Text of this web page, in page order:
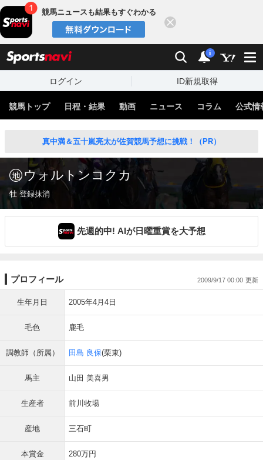
競馬ニュースも結果もすぐわかる
検索 通知
i
ログイン ID新規取得
競馬トップ 日程・結果 動画 ニュース コラム 公式情
真中満＆五十嵐亮太が佐賀競馬予想に挑戦！（PR）
ウォルトンコクカ
牡 登録抹消
先週的中! AIが日曜重賞を大予想
プロフィール 2009/9/17 00:00
生年月日 2005年4月4日
毛色 鹿毛
調教師（所属） 田島 良保(栗東)
馬主 山田 美喜男
生産者 前川牧場
産地 三石町
本賞金 280万円